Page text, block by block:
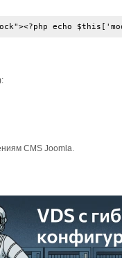
echo
CMS Joomla.